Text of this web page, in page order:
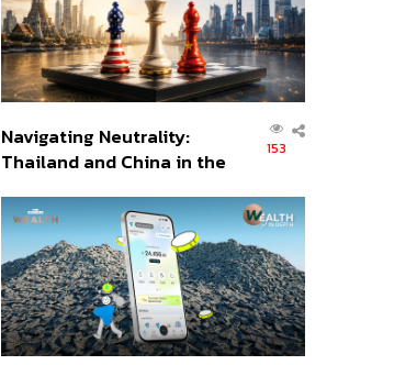
Navigating Neutrality:
Thailand and China in the
Order
153